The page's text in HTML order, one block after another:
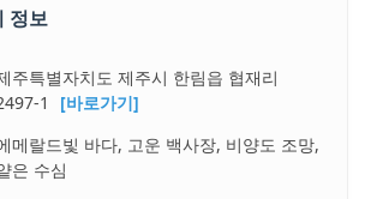
정보
주특별자치도 제주시 한림읍 협재리
1
[바로가기]
메랄드빛 바다, 고운 백사장, 비양도 조망,
은 수심